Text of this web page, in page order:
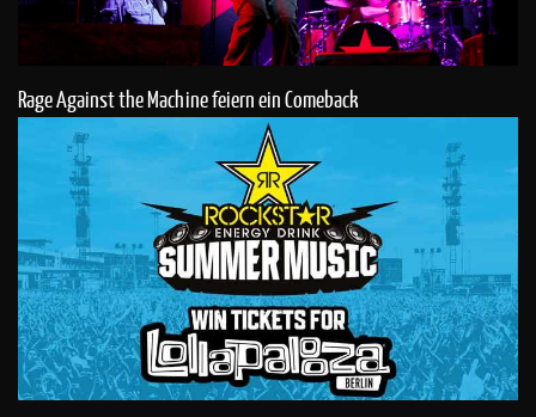
Rage Against the Machine feiern ein Comeback